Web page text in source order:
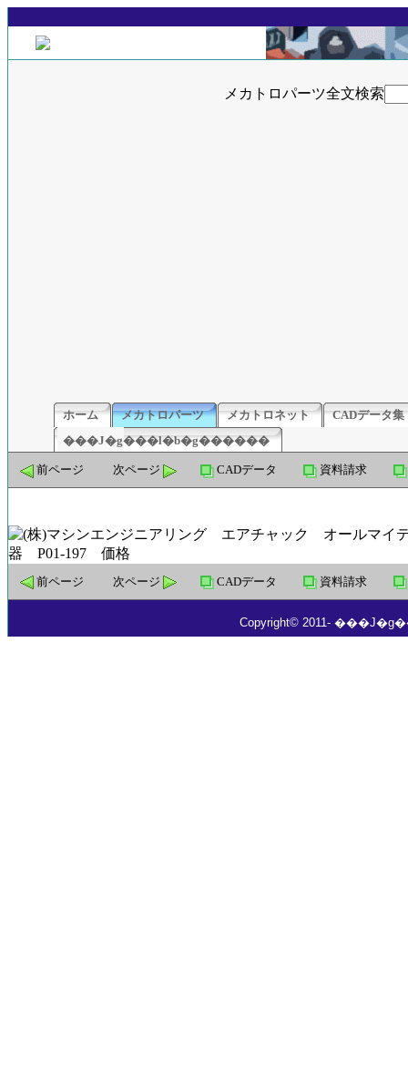
メカトロパーツ全文検索
ホーム メカトロパーツ メカトロネット
CADデータ集
���J�g���l�b�g������
前ページ 次ページ CADデータ 資料請求
前ページ 次ページ CADデータ 資料請求
Copyright© 2011-